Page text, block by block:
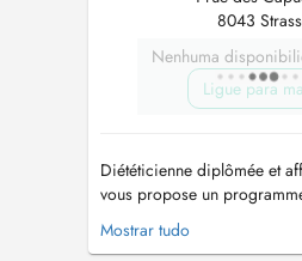
8043
Nenhuma
Ligue para
Diététicienne diplômée et
vous propose un
personnalisé pour : - un
alimentaire (pour améliorer
Mostrar tudo